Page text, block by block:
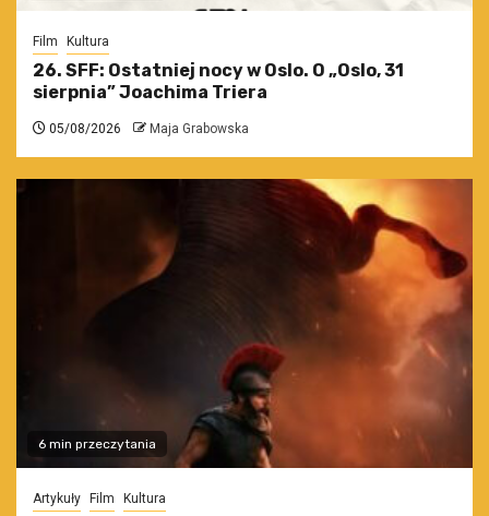
Film Kultura
26. SFF: Ostatniej nocy w Oslo. O „Oslo, 31
sierpnia” Joachima Triera
05/08/2026 Maja Grabowska
6 min przeczytania
Artykuły Film Kultura